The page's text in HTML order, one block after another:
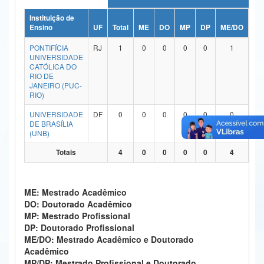
Ministério da Ciência, Tecnologia, Inovações e Comunicações
Ministério do Meio Ambiente
Ministério do Turismo
Ministério do Desenvolvimento Regional
Ministério da Mulher, da Família e dos Direitos Humanos
Gabinete de Segurança Institucional
Advocacia-Geral da União
Banco Central do Brasil
Instituição de
Ensino
UF Total ME DO MP DP ME/DO
PONTIFÍCIA
UNIVERSIDADE
CATÓLICA DO
RIO DE
JANEIRO (PUC-
RIO)
RJ 1 0 0 0 0 1
UNIVERSIDADE
DE BRASÍLIA
(UNB)
DF 0 0 0 0 0 0
Totais 4 0 0 0 0 4
ME: Mestrado Acadêmico
DO: Doutorado Acadêmico
MP: Mestrado Profissional
DP: Doutorado Profissional
ME/DO: Mestrado Acadêmico e Doutorado
Acadêmico